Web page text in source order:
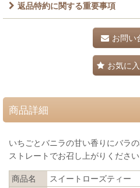
返品特約に関する重要事項
お問い
お気に
商品詳細
いちごとバニラの甘い香りにバラ
ストレートでお召し上がりください
商品名
スイートローズティー